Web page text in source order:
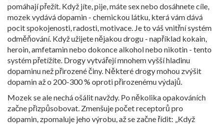
pomáhají přežít. Když jíte, pije, máte sex nebo dosáhnete cíle,
mozek vydává dopamin - chemickou látku, která vám dává
pocit spokojenosti, radosti, motivace. Je to váš vnitřní systém
odměňování. Když užijete nějakou drogu - například kokain,
heroin, amfetamin nebo dokonce alkohol nebo nikotin - tento
systém přetížíte. Drogy vytvářejí mnohem vyšší hladinu
dopaminu než přirozené činy. Některé drogy mohou zvýšit
dopamin až o 200-300 % oproti přirozenému výdajů.
Mozek se ale nechá ošálit navždy. Po několika opakováních
začne přizpůsobovat. Zmenšuje počet receptorů pro
dopamin, zpomaluje jeho výrobu, až se začne řídit: „Když